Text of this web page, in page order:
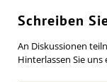
Schreiben
An Diskussionen
Hinterlassen Sie